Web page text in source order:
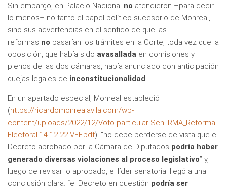
Sin embargo, en Palacio Nacional no atendieron –para decir
lo menos– no tanto el papel político-sucesorio de Monreal,
sino sus advertencias en el sentido de que las
reformas no pasarían los trámites en la Corte, toda vez que la
oposición, que había sido avasallada en comisiones y
plenos de las dos cámaras, había anunciado con anticipación
quejas legales de inconstitucionalidad.
En un apartado especial, Monreal estableció
(https://ricardomonrealavila.com/wp-
content/uploads/2022/12/Voto-particular-Sen.-RMA_Reforma-
Electoral-14-12-22-VFF.pdf): “no debe perderse de vista que el
Decreto aprobado por la Cámara de Diputados podría haber
generado diversas violaciones al proceso legislativo” y,
luego de revisar lo aprobado, el líder senatorial llegó a una
conclusión clara: “el Decreto en cuestión podría ser